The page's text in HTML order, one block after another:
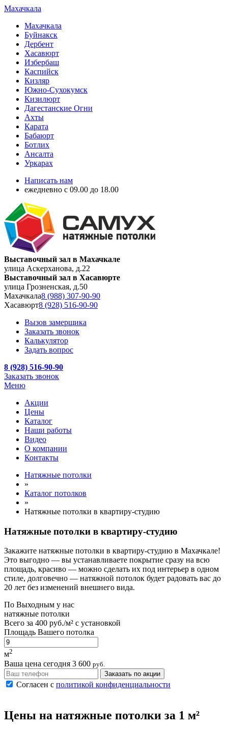
Махачкала
Махачкала
Буйнакск
Дербент
Хасавюрт
Избербаш
Каспийск
Кизляр
Южно-Сухокумск
Кизилюрт
Дагестанские Огни
Ахты
Карата
Бабаюрт
Ботлих
Ансалта
Уркарах
Написать нам
ежедневно с 09.00 до 18.00
Выставочный зал в Махачкале
улица Аскерханова, д.22
Выставочный зал в Хасавюрте
улица Грозненская, д.50
Махачкала8 (988) 307-90-90
Хасавюрт8 (928) 516-90-90
Вызов замерщика
Заказать звонок
Калькулятор
Задать вопрос
8 (928) 516-90-90
Заказать звонок
Меню
Акции
Цены
Каталог
Наши работы
Видео
О компании
Контакты
Натяжные потолки
»
Каталог потолков
»
Натяжные потолки в квартиру-студию
Натяжные потолки в квартиру-студию
Закажите натяжные потолки в квартиру-студию в Махачкале!
Это выгодно — вы устанавливаете покрытие сразу на всю
площадь, красиво — можно сделать их под интерьер в одном
стиле, долговечно — натяжной потолок будет радовать вас до
20 лет без изменений внешнего вида.
По Выходным у нас
натяжные потолки
Всего за 400 руб./м² с установкой
Площадь Вашего потолка
м2
Ваша цена сегодня 3 600 руб.
Заказать по акции
Согласен с политикой конфиденциальности
Цены на натяжные потолки за 1 м²